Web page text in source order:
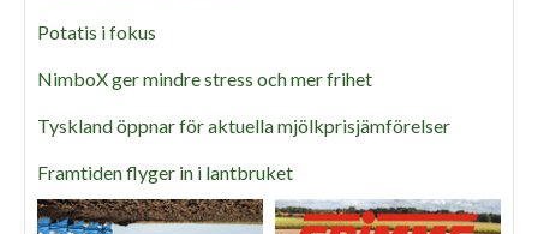
Potatis i fokus
NimboX ger mindre stress och mer frihet
Tyskland öppnar för aktuella mjölkprisjämförelser
Framtiden flyger in i lantbruket